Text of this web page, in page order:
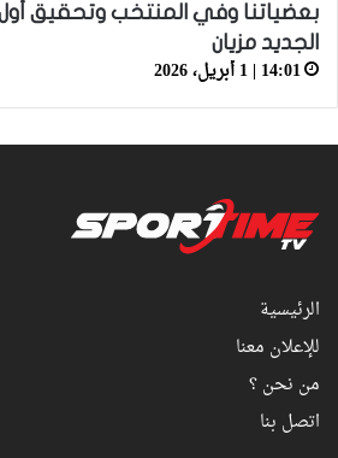
بعضياتنا وفي المنتخب وتحقيق
الجديد مزيان
14:01 | 1 أبريل، 2026
الرئيسية
للإعلان معنا
من نحن ؟
اتصل بنا